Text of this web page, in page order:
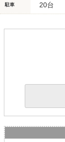
駐車 20台